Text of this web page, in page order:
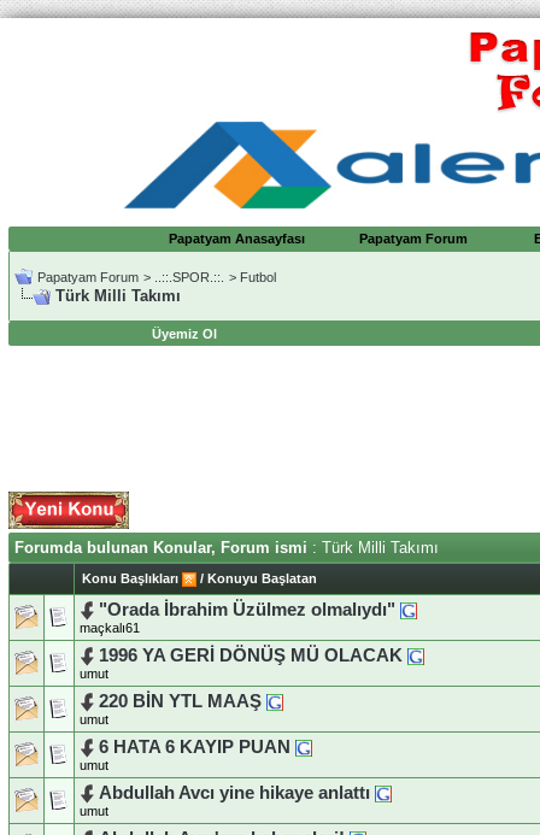
Papatyam Anasayfası Papatyam Forum
Papatyam Forum > ..::.SPOR.::. > Futbol
Türk Milli Takımı
Üyemiz Ol
Forumda bulunan Konular, Forum ismi : Türk Milli Takımı
Konu Başlıkları / Konuyu Başlatan
"Orada İbrahim Üzülmez olmalıydı"
maçkalı61
1996 YA GERİ DÖNÜŞ MÜ OLACAK
umut
220 BİN YTL MAAŞ
umut
6 HATA 6 KAYIP PUAN
umut
Abdullah Avcı yine hikaye anlattı
umut